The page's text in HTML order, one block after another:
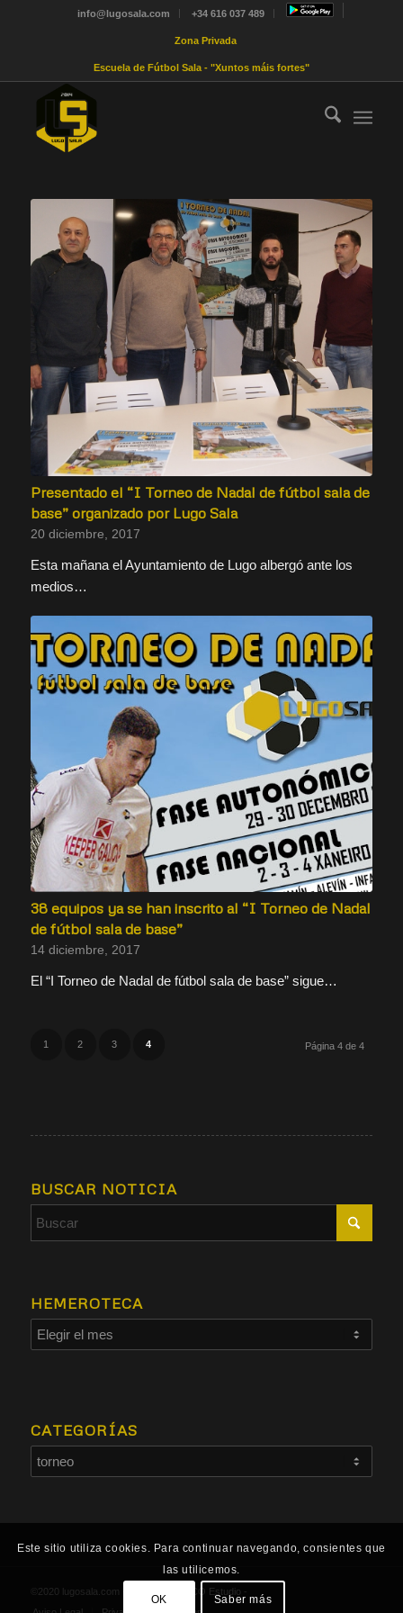
info@lugosala.com +34 616 037 489
Zona Privada
Escuela de Fútbol Sala - "Xuntos máis fortes"
Presentado el “I Torneo de Nadal de fútbol sala de
base” organizado por Lugo Sala
20 diciembre, 2017
Esta mañana el Ayuntamiento de Lugo albergó ante los
medios…
38 equipos ya se han inscrito al “I Torneo de Nadal
de fútbol sala de base”
14 diciembre, 2017
El “I Torneo de Nadal de fútbol sala de base” sigue…
Página 4 de 4
1 2 3 4
BUSCAR NOTICIA
HEMEROTECA
CATEGORÍAS
©2020 lugosala.com - Powered by HCO Estudio -
Este sitio utiliza cookies. Para continuar navegando, consientes que
las utilicemos.
OK Saber más